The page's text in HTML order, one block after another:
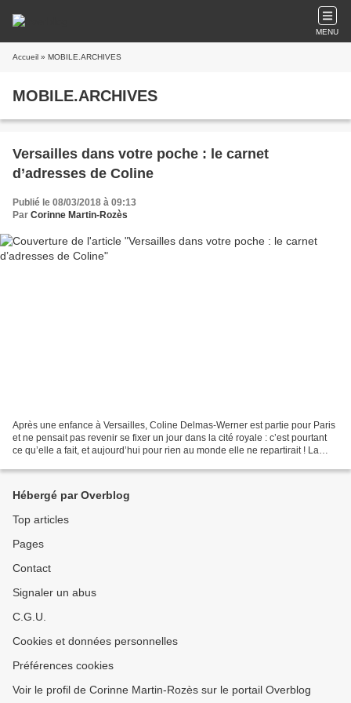
MENU
Accueil » MOBILE.ARCHIVES
MOBILE.ARCHIVES
Versailles dans votre poche : le carnet
d’adresses de Coline
Publié le 08/03/2018 à 09:13
Par Corinne Martin-Rozès
Après une enfance à Versailles, Coline Delmas-Werner est partie pour Paris
et ne pensait pas revenir se fixer un jour dans la cité royale : c’est pourtant
ce qu’elle a fait, et aujourd’hui pour rien au monde elle ne repartirait ! La
Hébergé par Overblog
Top articles
Pages
Contact
Signaler un abus
C.G.U.
Cookies et données personnelles
Préférences cookies
Voir le profil de Corinne Martin-Rozès sur le portail Overblog